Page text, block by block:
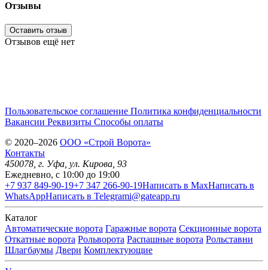
Отзывы
Оставить отзыв
Отзывов ещё нет
Пользовательское соглашение Политика конфиденциальности
Вакансии Реквизиты Способы оплаты
© 2020–2026 OOO «Строй Ворота»
Контакты
450078, г. Уфа, ул. Кирова, 93
Ежедневно, с 10:00 до 19:00
+7 937 849-90-19+7 347 266-90-19Написать в MaxНаписать в
WhatsAppНаписать в Telegrami@gateapp.ru
Каталог
Автоматические ворота Гаражные ворота Секционные ворота
Откатные ворота Рольворота Распашные ворота Рольставни
Шлагбаумы Двери Комплектующие